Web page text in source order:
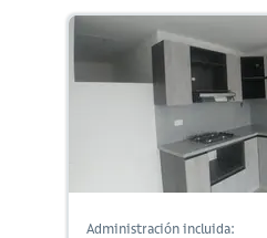
Administración incluida: